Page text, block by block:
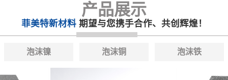
产品展示
菲美特新材料 期望与您携手合作、共创辉煌！
泡沫镍 泡沫铜 泡沫铁